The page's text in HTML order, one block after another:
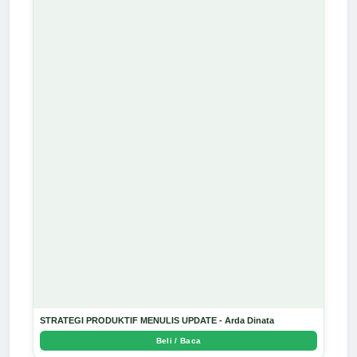
STRATEGI PRODUKTIF MENULIS UPDATE - Arda Dinata
Beli / Baca